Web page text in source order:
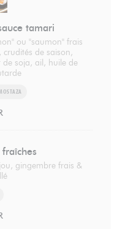
tamari
ou "saumon" frais
de saison,
soja, ail, huile de
gingembre frais &